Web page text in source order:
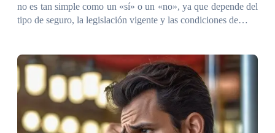
no es tan simple como un «sí» o un «no», ya que depende del
tipo de seguro, la legislación vigente y las condiciones de…